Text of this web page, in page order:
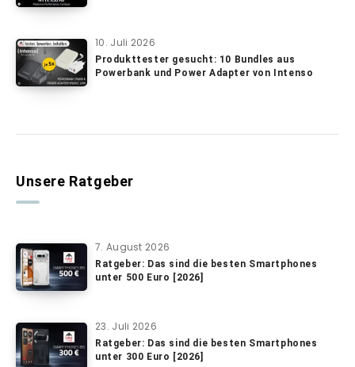
10. Juli 2026
Produkttester gesucht: 10 Bundles aus
Powerbank und Power Adapter von Intenso
Unsere Ratgeber
7. August 2026
Ratgeber: Das sind die besten Smartphones
unter 500 Euro [2026]
23. Juli 2026
Ratgeber: Das sind die besten Smartphones
unter 300 Euro [2026]